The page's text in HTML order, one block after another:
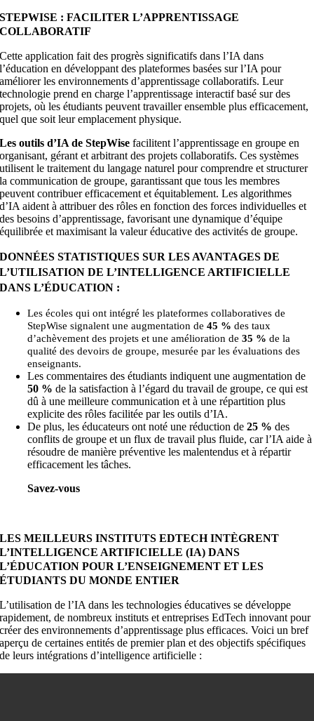
STEPWISE : FACILITER L’APPRENTISSAGE
COLLABORATIF
Cette application fait des progrès significatifs dans l’IA dans
l’éducation en développant des plateformes basées sur l’IA pour
améliorer les environnements d’apprentissage collaboratifs. Leur
technologie prend en charge l’apprentissage interactif basé sur des
projets, où les étudiants peuvent travailler ensemble plus efficacement,
quel que soit leur emplacement physique.
Les outils d’IA de StepWise facilitent l’apprentissage en groupe en
organisant, gérant et arbitrant des projets collaboratifs. Ces systèmes
utilisent le traitement du langage naturel pour comprendre et structurer
la communication de groupe, garantissant que tous les membres
peuvent contribuer efficacement et équitablement. Les algorithmes
d’IA aident à attribuer des rôles en fonction des forces individuelles et
des besoins d’apprentissage, favorisant une dynamique d’équipe
équilibrée et maximisant la valeur éducative des activités de groupe.
DONNÉES STATISTIQUES SUR LES AVANTAGES DE
L’UTILISATION DE L’INTELLIGENCE ARTIFICIELLE
DANS L’ÉDUCATION :
Les écoles qui ont intégré les plateformes collaboratives de
StepWise signalent une augmentation de45 % des taux
d’achèvement des projets et une amélioration de35 % de la
qualité des devoirs de groupe, mesurée par les évaluations des
enseignants.
Les commentaires des étudiants indiquent une augmentation de
50 % de la satisfaction à l’égard du travail de groupe, ce qui est
dû à une meilleure communication et à une répartition plus
explicite des rôles facilitée par les outils d’IA.
De plus, les éducateurs ont noté une réduction de25 % des
conflits de groupe et un flux de travail plus fluide, car l’IA aide à
résoudre de manière préventive les malentendus et à répartir
efficacement les tâches.
Savez-vous
LES MEILLEURS INSTITUTS EDTECH INTÈGRENT
L’INTELLIGENCE ARTIFICIELLE (IA) DANS
L’ÉDUCATION POUR L’ENSEIGNEMENT ET LES
ÉTUDIANTS DU MONDE ENTIER
L’utilisation de l’IA dans les technologies éducatives se développe
rapidement, de nombreux instituts et entreprises EdTech innovant pour
créer des environnements d’apprentissage plus efficaces. Voici un bref
aperçu de certaines entités de premier plan et des objectifs spécifiques
de leurs intégrations d’intelligence artificielle :